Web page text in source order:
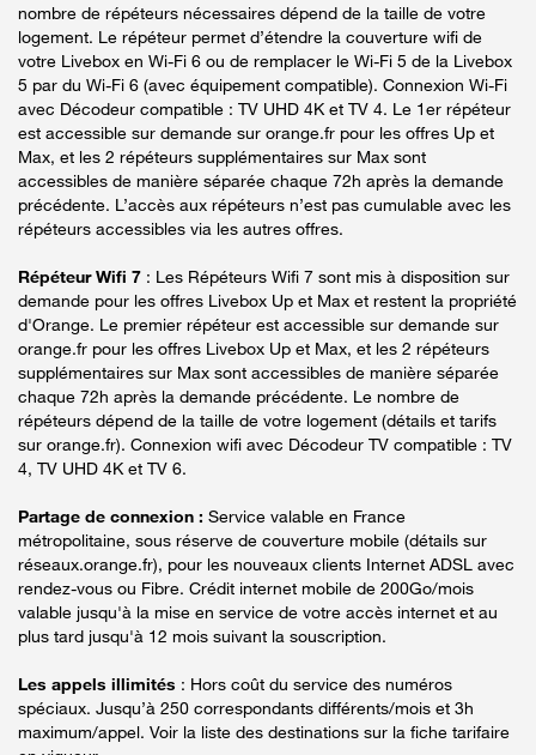
nombre de répéteurs nécessaires dépend de la taille de votre
logement. Le répéteur permet d’étendre la couverture wifi de
votre Livebox en Wi-Fi 6 ou de remplacer le Wi-Fi 5 de la Livebox
5 par du Wi-Fi 6 (avec équipement compatible). Connexion Wi-Fi
avec Décodeur compatible : TV UHD 4K et TV 4. Le 1er répéteur
est accessible sur demande sur orange.fr pour les offres Up et
Max, et les 2 répéteurs supplémentaires sur Max sont
accessibles de manière séparée chaque 72h après la demande
précédente. L’accès aux répéteurs n’est pas cumulable avec les
répéteurs accessibles via les autres offres.
Répéteur Wifi 7 : Les Répéteurs Wifi 7 sont mis à disposition sur
demande pour les offres Livebox Up et Max et restent la propriété
d'Orange. Le premier répéteur est accessible sur demande sur
orange.fr pour les offres Livebox Up et Max, et les 2 répéteurs
supplémentaires sur Max sont accessibles de manière séparée
chaque 72h après la demande précédente. Le nombre de
répéteurs dépend de la taille de votre logement (détails et tarifs
sur orange.fr). Connexion wifi avec Décodeur TV compatible : TV
4, TV UHD 4K et TV 6.
Partage de connexion : Service valable en France
métropolitaine, sous réserve de couverture mobile (détails sur
réseaux.orange.fr), pour les nouveaux clients Internet ADSL avec
rendez-vous ou Fibre. Crédit internet mobile de 200Go/mois
valable jusqu'à la mise en service de votre accès internet et au
plus tard jusqu'à 12 mois suivant la souscription.
Les appels illimités : Hors coût du service des numéros
spéciaux. Jusqu’à 250 correspondants différents/mois et 3h
maximum/appel. Voir la liste des destinations sur la fiche tarifaire